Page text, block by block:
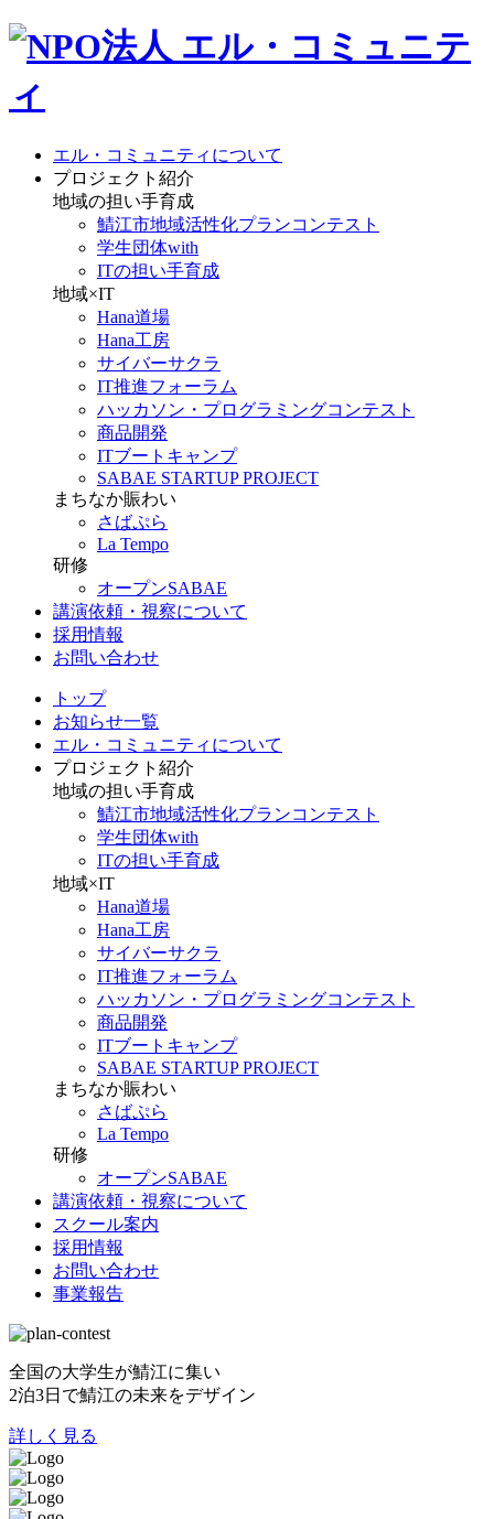
エル・コミュニティについて
プロジェクト紹介
地域の担い手育成
鯖江市地域活性化プランコンテスト
学生団体with
ITの担い手育成
地域×IT
Hana道場
Hana工房
サイバーサクラ
IT推進フォーラム
ハッカソン・プログラミングコンテスト
商品開発
ITブートキャンプ
SABAE STARTUP PROJECT
まちなか賑わい
さばぷら
La Tempo
研修
オープンSABAE
講演依頼・視察について
採用情報
お問い合わせ
トップ
お知らせ一覧
エル・コミュニティについて
プロジェクト紹介
地域の担い手育成
鯖江市地域活性化プランコンテスト
学生団体with
ITの担い手育成
地域×IT
Hana道場
Hana工房
サイバーサクラ
IT推進フォーラム
ハッカソン・プログラミングコンテスト
商品開発
ITブートキャンプ
SABAE STARTUP PROJECT
まちなか賑わい
さばぷら
La Tempo
研修
オープンSABAE
講演依頼・視察について
スクール案内
採用情報
お問い合わせ
事業報告
全国の大学生が鯖江に集い
2泊3日で鯖江の未来をデザイン
詳しく見る